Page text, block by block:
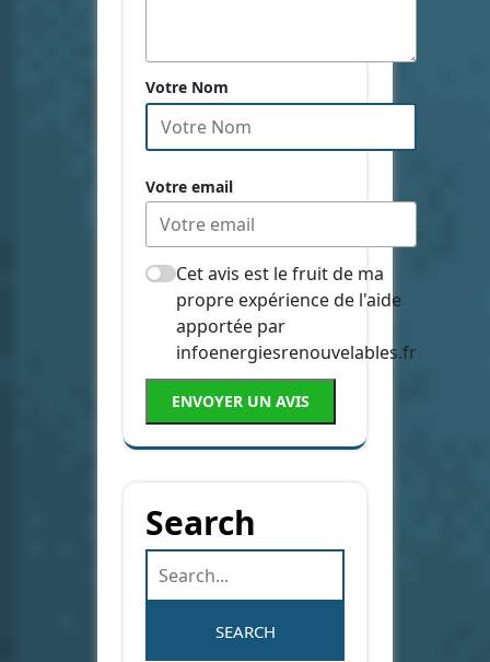
Votre Nom
Votre email
Cet avis est le fruit de ma
propre expérience de l'aide
apportée par
infoenergiesrenouvelables.fr
ENVOYER UN AVIS
Search